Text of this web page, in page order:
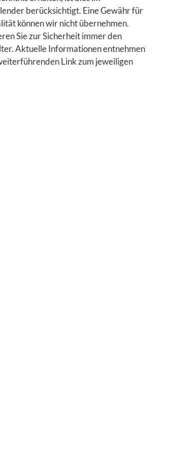
berücksichtigt. Eine Gewähr für
können wir nicht übernehmen.
Sie zur Sicherheit immer den
Aktuelle Informationen entnehmen
Link zum jeweiligen